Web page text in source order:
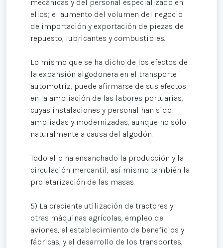
mecánicas y del personal especializado en
ellos; el aumento del volumen del negocio
de importación y exportación de piezas de
repuesto, lubricantes y combustibles.
Lo mismo que se ha dicho de los efectos de
la expansión algodonera en el transporte
automotriz, puede afirmarse de sus efectos
en la ampliación de las labores portuarias,
cuyas instalaciones y personal han sido
ampliadas y modernizadas, aunque no sólo
naturalmente a causa del algodón.
Todo ello ha ensanchado la producción y la
circulación mercantil, así mismo también la
proletarización de las masas.
5) La creciente utilización de tractores y
otras máquinas agrícolas, empleo de
aviones, el establecimiento de beneficios y
fábricas, y el desarrollo de los transportes,